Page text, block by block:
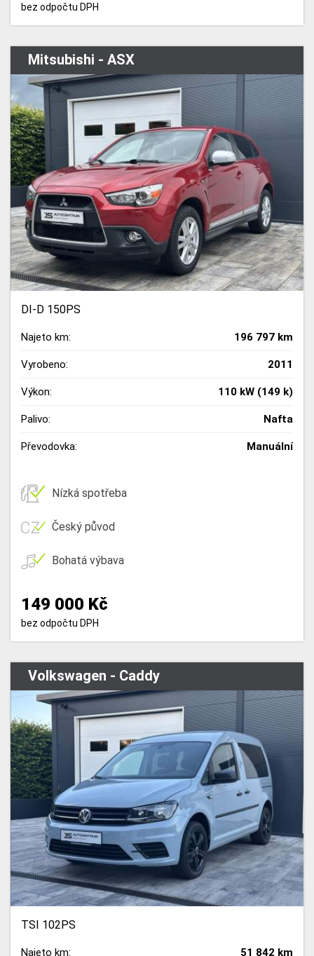
bez odpočtu DPH
Mitsubishi - ASX
DI-D 150PS
Najeto km: 196 797 km
Vyrobeno: 2011
Výkon: 110 kW (149 k)
Palivo: Nafta
Převodovka: Manuální
Nízká spotřeba
Český původ
Bohatá výbava
149 000 Kč
bez odpočtu DPH
Volkswagen - Caddy
TSI 102PS
Najeto km: 51 842 km